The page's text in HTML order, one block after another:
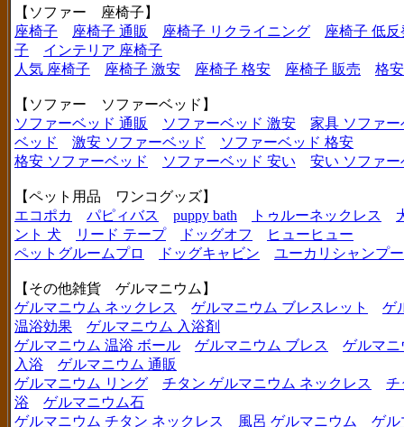
【ソファー 座椅子】
座椅子
座椅子 通販 座椅子 リクライニング
座椅子 低反
子
インテリア 座椅子
人気 座椅子
座椅子 激安 座椅子 格安 座椅子 販売 格
【ソファー ソファーベッド】
ソファーベッド 通販
ソファーベッド 激安
家具 ソファー
ベッド
激安 ソファーベッド
ソファーベッド 格安
格安 ソファーベッド
ソファーベッド 安い 安い ソファー
【ペット用品 ワンコグッズ】
エコポカ
パピィバス puppy bath トゥルーネックレス
ント 犬
リード テープ ドッグオフ
ヒューヒュー
ペットグルームプロ
ドッグキャビン ユーカリシャンプー
【その他雑貨 ゲルマニウム】
ゲルマニウム ネックレス
ゲルマニウム ブレスレット
ゲ
温浴効果
ゲルマニウム 入浴剤
ゲルマニウム 温浴 ボール
ゲルマニウム ブレス
ゲルマニ
入浴
ゲルマニウム 通販
ゲルマニウム リング
チタン ゲルマニウム ネックレス
チ
浴
ゲルマニウム石
ゲルマニウム チタン ネックレス
風呂 ゲルマニウム
ゲル